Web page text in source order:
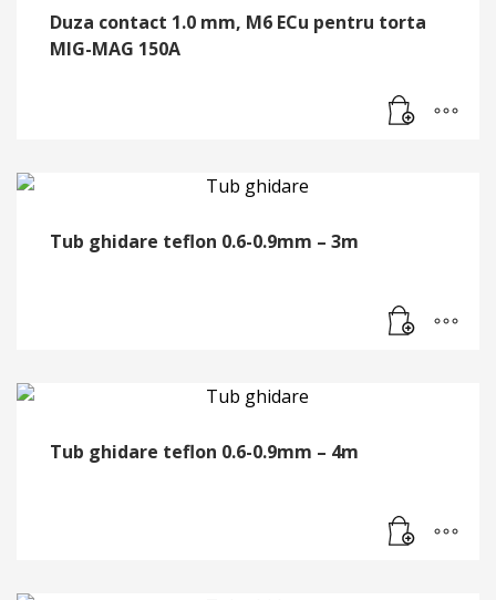
Duza contact 1.0 mm, M6 ECu pentru torta
MIG-MAG 150A
Tub ghidare teflon 0.6-0.9mm – 3m
Tub ghidare teflon 0.6-0.9mm – 4m